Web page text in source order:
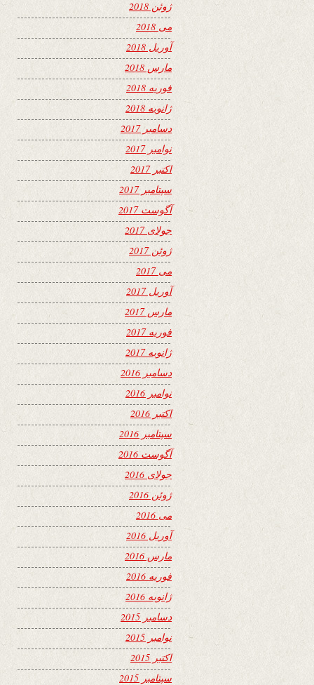
ژوئن 2018
می 2018
آوریل 2018
مارس 2018
فوریه 2018
ژانویه 2018
دسامبر 2017
نوامبر 2017
اکتبر 2017
سپتامبر 2017
آگوست 2017
جولای 2017
ژوئن 2017
می 2017
آوریل 2017
مارس 2017
فوریه 2017
ژانویه 2017
دسامبر 2016
نوامبر 2016
اکتبر 2016
سپتامبر 2016
آگوست 2016
جولای 2016
ژوئن 2016
می 2016
آوریل 2016
مارس 2016
فوریه 2016
ژانویه 2016
دسامبر 2015
نوامبر 2015
اکتبر 2015
سپتامبر 2015